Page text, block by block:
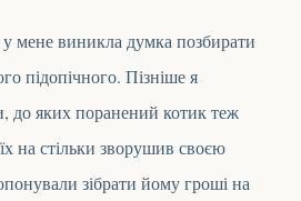
у мене виникла думка позбирати
підопічного. Пізніше я
до яких поранений котик теж
їх на стільки зворушив своєю
зібрати йомугроші на